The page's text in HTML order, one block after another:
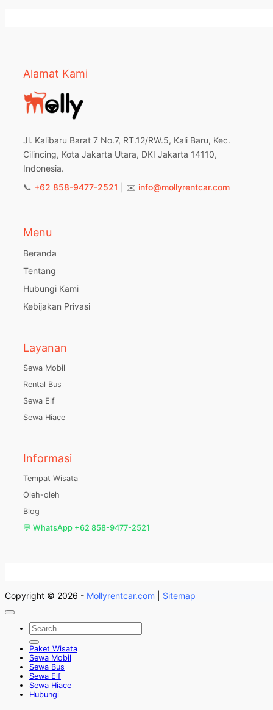
Alamat Kami
Jl. Kalibaru Barat 7 No.7, RT.12/RW.5, Kali Baru, Kec.
Cilincing, Kota Jakarta Utara, DKI Jakarta 14110,
Indonesia.
📞 +62 858-9477-2521 | ✉️ info@mollyrentcar.com
Menu
Beranda
Tentang
Hubungi Kami
Kebijakan Privasi
Layanan
Sewa Mobil
Rental Bus
Sewa Elf
Sewa Hiace
Informasi
Tempat Wisata
Oleh-oleh
Blog
💬 WhatsApp +62 858-9477-2521
Copyright © 2026 - Mollyrentcar.com Sitemap
Paket Wisata
Sewa Mobil
Sewa Bus
Sewa Elf
Sewa Hiace
Hubungi